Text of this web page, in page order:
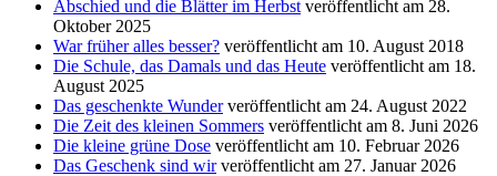
Abschied und die Blätter im Herbst veröffentlicht am 28.
Oktober 2025
War früher alles besser? veröffentlicht am 10. August 2018
Die Schule, das Damals und das Heute veröffentlicht am 18.
August 2025
Das geschenkte Wunder veröffentlicht am 24. August 2022
Die Zeit des kleinen Sommers veröffentlicht am 8. Juni 2026
Die kleine grüne Dose veröffentlicht am 10. Februar 2026
Das Geschenk sind wir veröffentlicht am 27. Januar 2026